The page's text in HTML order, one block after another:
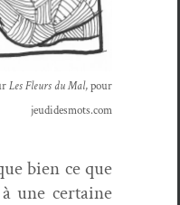
Les Fleurs du Mal, pour
jeudidesmots.com
bien ce que
une cer­taine